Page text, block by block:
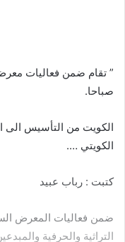
صباحا.
الكويت من التأسيس الى
الكويتي ….
كتبت : رباب عبيد